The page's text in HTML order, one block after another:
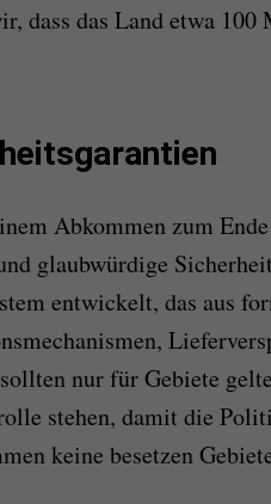
dass das Land etwa
Abkommen zum
glaubwürdige
entwickelt, das aus
nur für Gebiete
stehen, damit die
keine besetzen